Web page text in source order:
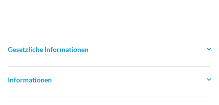
Gesetzliche Informationen
Informationen